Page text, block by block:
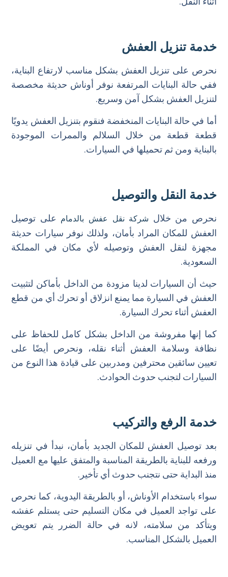
خدمة تنزيل العفش
نحرص على تنزيل العفش بشكل مناسب لارتفاع البناية،
ففي حالة البنايات المرتفعة نوفر أوناش حديثة مخصصة
لتنزيل العفش بشكل آمن وسريع.
أما في حالة البنايات المنخفضة فنقوم بتنزيل العفش يدويًا
قطعة قطعة من خلال السلالم والممرات الموجودة
بالبناية ومن ثم تحميلها في السيارات.
خدمة النقل والتوصيل
نحرص من خلال شركة نقل عفش بالدمام على توصيل
العفش للمكان المراد بأمان، ولذلك نوفر سيارات حديثة
مجهزة لنقل العفش وتوصيله لأي مكان في المملكة
السعودية.
حيث أن السيارات لدينا مزودة من الداخل بأماكن لتثبيت
العفش في السيارة مما يمنع انزلاق أو تحرك أي من قطع
العفش أثناء تحرك السيارة.
كما إنها مفروشة من الداخل بشكل كامل للحفاظ على
نظافة وسلامة العفش أثناء نقله، ونحرص أيضًا على
تعيين سائقين محترفين ومدربين على قيادة هذا النوع من
السيارات لتجنب حدوث الحوادث.
خدمة الرفع والتركيب
بعد توصيل العفش للمكان الجديد بأمان، نبدأ في تنزيله
ورفعه للبناية بالطريقة المناسبة والمتفق عليها مع العميل
منذ البداية حتى نتجنب حدوث أي تأخير.
سواء باستخدام الأوناش، أو بالطريقة اليدوية، كما نحرص
على تواجد العميل في مكان التسليم حتى يستلم عفشه
ويتأكد من سلامته، لانه في حالة الضرر يتم تعويض
العميل بالشكل المناسب.